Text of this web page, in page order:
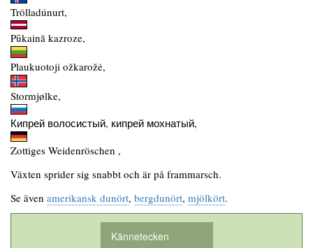
Trölladúnurt,
Pūkainā kazroze,
Plaukuotoji ožkarožė,
Stormjølke,
Кипрей волосистый, кипрей мохнатый,
Zottiges Weidenröschen ,
Växten sprider sig snabbt och är på frammarsch.
Se även amerikansk dunört, bergdunört, mjölkört.
Kännetecken